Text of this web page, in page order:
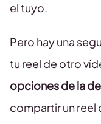
el tuyo.
Pero hay una
tu reel de otro
opciones de la
compartir un reel